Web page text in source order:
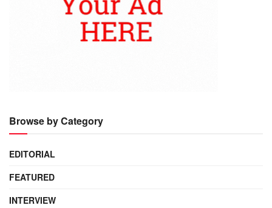
Browse by Category
EDITORIAL
FEATURED
INTERVIEW